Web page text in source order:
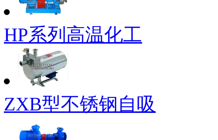
HP系列高温化工
ZXB型不锈钢自吸